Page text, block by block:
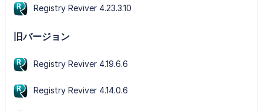
Registry Reviver 4.23.3.10
旧バージョン
Registry Reviver 4.19.6.6
Registry Reviver 4.14.0.6